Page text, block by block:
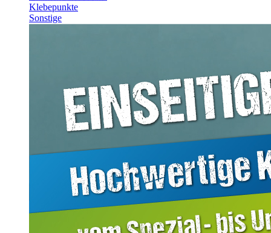
Klebepunkte
Sonstige